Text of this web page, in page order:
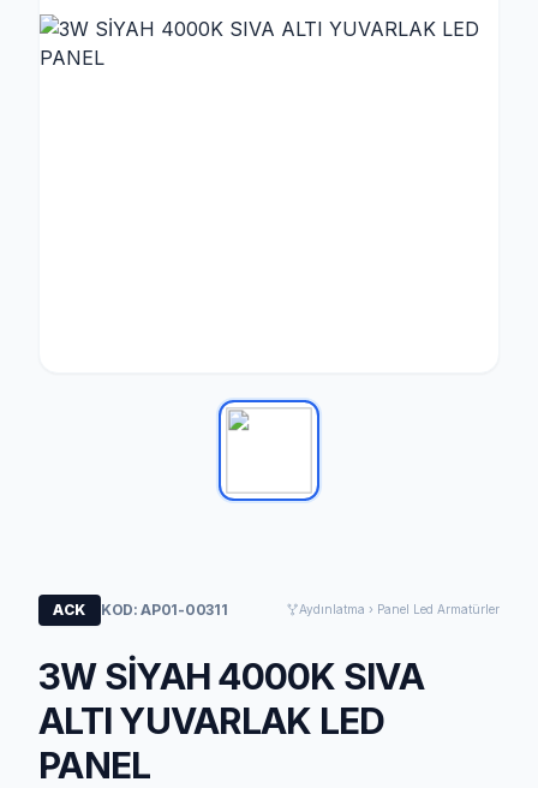
ACK KOD: AP01-00311 Aydınlatma › Panel Led Armatürler
3W SİYAH 4000K SIVA
ALTI YUVARLAK LED
PANEL